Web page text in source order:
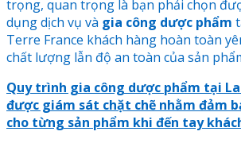
trọng, quan trọng là bạn phải chọn
dụng dịch vụ và gia công dược phẩm
Terre France khách hàng hoàn toàn
chất lượng lẫn độ an toàn của sản
Quy trình gia công dược phẩm tại
được giám sát chặt chẽ nhằm đảm
cho từng sản phẩm khi đến tay